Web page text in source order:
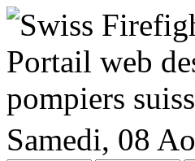
Samedi, 08